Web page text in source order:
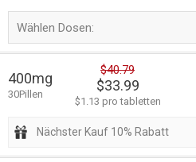
Wählen Dosen:
400mg
30Pillen
$40.79
$33.99
$1.13 pro tabletten
Nächster Kauf 10% Rabatt